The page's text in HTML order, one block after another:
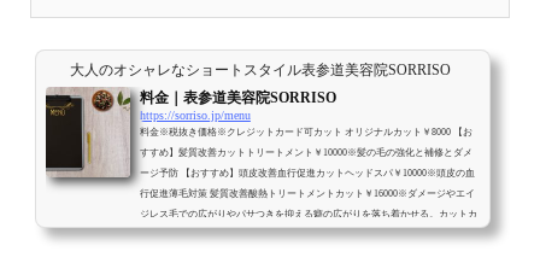
大人のオシャレなショートスタイル表参道美容院SORRISO
料金｜表参道美容院SORRISO
https://sorriso.jp/menu
料金※税抜き価格※クレジットカード可カット オリジナルカット￥8000 【お
すすめ】髪質改善カットトリートメント￥10000※髪の毛の強化と補修とダメ
ージ予防 【おすすめ】頭皮改善血行促進カットヘッドスパ￥10000※頭皮の血
行促進薄毛対策 髪質改善酸熱トリートメントカット￥16000※ダメージやエイ
ジレス毛での広がりやパサつきを抑える癖の広がりを落ち着かせる。カットカ